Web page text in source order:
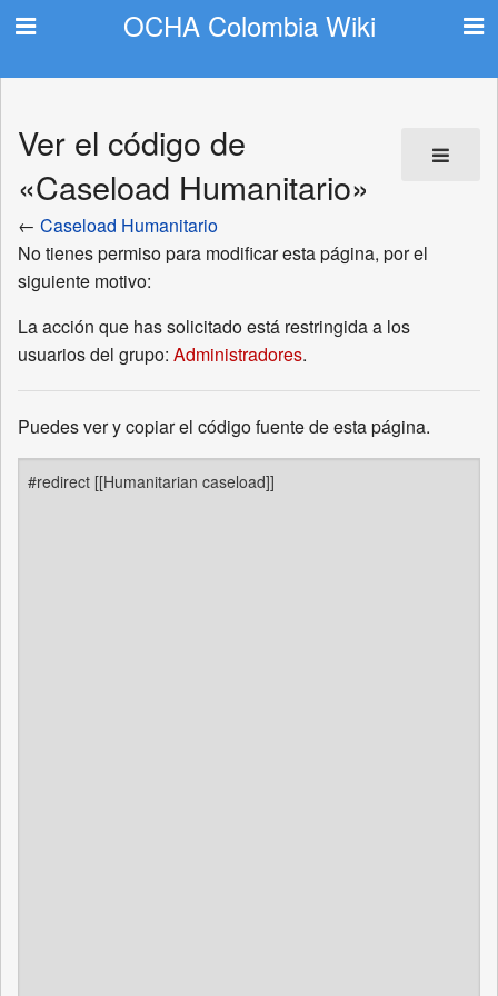
OCHA Colombia Wiki
Ver el código de
«Caseload Humanitario»
← Caseload Humanitario
No tienes permiso para modificar esta página, por el
siguiente motivo:
La acción que has solicitado está restringida a los
usuarios del grupo: Administradores.
Puedes ver y copiar el código fuente de esta página.